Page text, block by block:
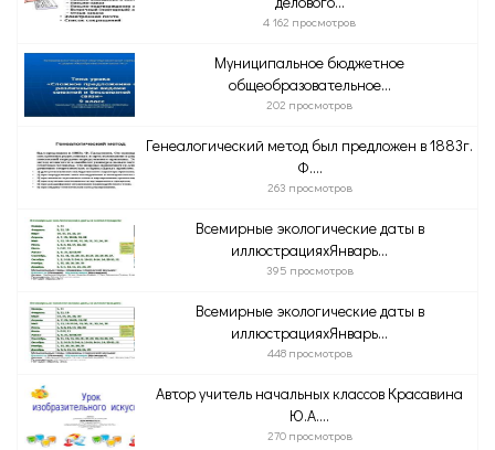
4 162 просмотров
Муниципальное бюджетное
общеобразовательное...
202 просмотров
Генеалогический метод был предложен в 1883г.
Ф....
263 просмотров
Всемирные экологические даты в
иллюстрацияхЯнварь...
395 просмотров
Всемирные экологические даты в
иллюстрацияхЯнварь...
448 просмотров
Автор учитель начальных классов Красавина
Ю.А....
270 просмотров